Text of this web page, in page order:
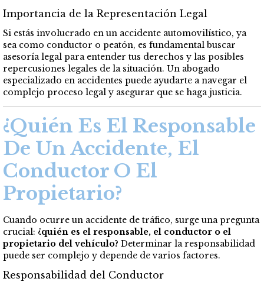
Importancia de la Representación Legal
Si estás involucrado en un accidente automovilístico, ya
sea como conductor o peatón, es fundamental buscar
asesoría legal para entender tus derechos y las posibles
repercusiones legales de la situación. Un abogado
especializado en accidentes puede ayudarte a navegar el
complejo proceso legal y asegurar que se haga justicia.
¿Quién Es El Responsable
De Un Accidente, El
Conductor O El
Propietario?
Cuando ocurre un accidente de tráfico, surge una pregunta
crucial: ¿quién es el responsable, el conductor o el
propietario del vehículo? Determinar la responsabilidad
puede ser complejo y depende de varios factores.
Responsabilidad del Conductor